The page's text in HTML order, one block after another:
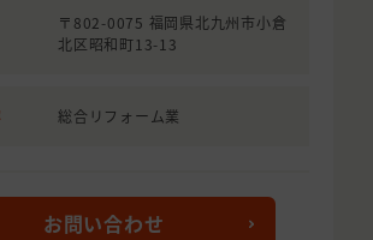
〒802-0075 福岡県北九州市小倉
北区昭和町13-13
総合リフォーム業
お問い合わせ